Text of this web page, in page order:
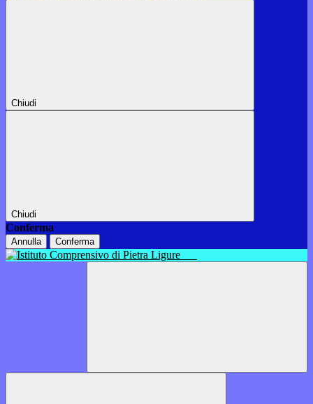
Chiudi
Chiudi
Conferma
Annulla Conferma